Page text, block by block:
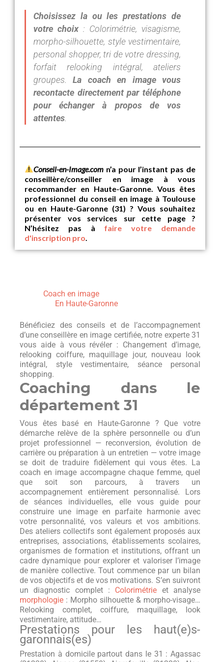
Choisissez la ou les prestations de
votre choix : Colorimétrie, visagisme,
morpho-silhouette, style vestimentaire,
personal shopper, tri de votre dressing,
forfait relooking intégral, ateliers
groupes.La coach en image vous
recontacte directement par téléphone
pour échanger à propos de vos
attentes.
Conseil-en-Image.com n’a pour l’instant pas de
conseillère/conseiller en image à vous
recommander en Haute-Garonne. Vous êtes
professionnel du conseil en image à Toulouse
ou en Haute-Garonne (31) ? Vous souhaitez
présenter vos services sur cette page ?
N’hésitez pas à faire votre demande
d'inscription pro
Coach en image
En Haute-Garonne
Bénéficiez des conseils et de l’accompagnement
d’une conseillère en image certifiée, notre experte 31
vous aide à vous révéler : Changement d’image,
relooking coiffure, maquillage jour, nouveau look
intégral, style vestimentaire, séance personal
shopping.
Coaching dans le
département 31
Vous êtes basé en Haute-Garonne ? Que votre
démarche relève de la sphère personnelle ou d’un
projet professionnel — reconversion, évolution de
carrière ou préparation à un entretien — votre image
se doit de traduire fidèlement qui vous êtes. La
coach en image accompagne chaque femme, quel
que soit son parcours, à travers un
accompagnement entièrement personnalisé. Lors
de séances individuelles, elle vous guide pour
construire une image en parfaite harmonie avec
votre personnalité, vos valeurs et vos ambitions.
Des ateliers collectifs sont également proposés aux
entreprises, associations, établissements scolaires,
organismes de formation et institutions, offrant un
cadre dynamique pour explorer et valoriser l’image
de manière collective. Tout commence par un bilan
de vos objectifs et de vos motivations. S’en suivront
un diagnostic complet : Colorimétrie et analyse
morphologie : Morpho silhouette & morpho-visage…
Relooking complet, coiffure, maquillage, look
vestimentaire, attitude…
Prestations pour les haut(e)s-
garonnais(es)
Prestation à domicile partout dans le 31 : Agassac (31230), Aignes (31550), Aigrefeuille (31280), Alan (31420), Albiac (31460), Ambax (31230), Anan (31230), Antichan-de-Frontignes (31510), Antignac (31110), Arbas (31160), Arbon (31160), Ardiège (31210), Arguenos (31160), Argut-Dessous (31440), Arlos (31440), Arnaud-Guilhem (31360), Artigue (31110), Aspet (31160), Aspret-Sarrat (31800), Aucamville (31140), Aulon (31420), Auragne (31190), Aureville (31320), Auriac-sur-Vendinelle (31460), Auribail (31190), Aurignac (31420), Aurin (31570), Ausseing (31260), Ausson (31210), Aussonne (31840), Auterive (31190), Auzas (31360), Auzeville-Tolosane (31320), Auzielle (31650), Avignonet-Lauragais (31290), Ayguesvives (31450), Azas (31380), Bachas (31420), Bachos (31440), Bagiry (31510), Bagnères-de-Luchon (31110), Balesta (31580), Balma (31130), Barbazan (31510), Baren (31440), Bax (31310), Baziège (31450), Bazus (31380), Beauchalot (31360), Beaufort (31370), Beaumont-sur-Lèze (31870), Beaupuy (31850), Beauteville (31290), Beauville (31460), Beauzelle (31700), Belberaud (31450), Belbèze-de-Lauragais (31450), Belbèze-en-Comminges (31260), Bélesta-en-Lauragais (31540), Bellegarde-Sainte-Marie (31530), Bellesserre (31480), Benque (31420), Benque-Dessous-et-Dessus (31110), Bérat (31370), Bessières (31660), Bezins-Garraux (31440), Billière (31110), Binos (31440), Blagnac (31700), Blajan (31350), Bois-de-la-Pierre (31390), Boissède (31230), Bondigoux (31340), Bonrepos-Riquet (31590), Bonrepos-sur-Aussonnelle (31470), Bordes-de-Rivière (31210), Boudrac (31580), Bouloc (31620), Boulogne-sur-Gesse (31350), Bourg-d’Oueil (31110), Bourg-Saint-Bernard (31570), Boussan (31420), Boussens (31360), Boutx (31160), Bouzin (31420), Bragayrac (31470), Brax (31490), Bretx (31530), Brignemont (31480), Bruguières (31150), Burgalays (31440), Buzet-sur-Tarn (31660), Cabanac-Cazaux (31160), Cabanac-Séguenville (31480), Cadours (31480), Caignac (31560), Calmont (31560), Cambernard (31470), Cambiac (31460), Canens (31310), Capens (31410), Caragoudes (31460), Caraman (31460), Carbonne (31390), Cardeilhac (31350), Cassagnabère-Tournas (31420), Cassagne (31260), Castagnac (31310), Castagnède (31260), Castanet-Tolosan (31320), Castelbiague (31160), Castelgaillard (31230), Castelginest (31780), Castelmaurou (31180), Castelnau-d’Estrétefonds (31620), Castelnau-Picampeau (31430), Castéra-Vignoles (31350), Casties-Labrande (31430), Castillon-de-Larboust (31110), Castillon-de-Saint-Martory (31360), Cathervielle (31110), Caubiac (31480), Caubous (31110), Caujac (31190), Cazac (31230), Cazaril-Tambourès (31580), Cazarilh-Laspènes (31110), Cazaunous (31160), Cazaux-Layrisse (31440), Cazeaux-de-Larboust (31110), Cazeneuve-Montaut (31420), Cazères (31220), Cépet (31620), Cessales (31290), Charlas (31350), Chaum (31440), Chein-Dessus (31160), Ciadoux (31350), Cier-de-Luchon (31110), Cier-de-Rivière (31510), Cierp-Gaud (31440), Cintegabelle (31550), Cirès (31110), Clarac (31210), Clermont-le-Fort (31810), Colomiers (31770), Cornebarrieu (31700), Corronsac (31450), Coueilles (31230), Couladère (31220), Couret (31160), Cox (31480), Cugnaux (31270), Cuguron (31210), Daux (31700), Deyme (31450), Donneville (31450), Drémil-Lafage (31280), Drudas (31480), Eaunes (31600), Empeaux (31470), Encausse-les-Thermes (31160), Eoux (31420), Escalquens (31750), Escanecrabe (31350), Escoulis (31260), Espanès (31450), Esparron (31420), Esperce (31190), Estadens (31160), Estancarbon (31800), Esténos (31440), Eup (31440), Fabas (31230), Falga (31540), Fenouillet (31150), Figarol (31260), Flourens (31130), Folcarde (31290), Fonbeauzard (31140), Fonsorbes (31470), Fontenilles (31470), Forgues (31370), Fos (31440), Fougaron (31160), Fourquevaux (31450), Francarville (31460), Francazal (31260), Francon (31420), Franquevielle (31210), Fronsac (31440), Frontignan-de-Comminges (31510), Frontignan-Savès (31230), Fronton (31620), Frouzins (31270), Fustignac (31430), Gagnac-sur-Garonne (31150), Gaillac-Toulza (31550), Galié (31510), Ganties (31160), Garac (31480), Gardouch (31290), Gargas (31620), Garidech (31380), Garin (31110), Gauré (31590), Gémil (31380), Génos (31510), Gensac-de-Boulogne (31350), Gensac-sur-Garonne (31310), Gibel (31560), Gouaux-de-Larboust (31110), Gouaux-de-Luchon (31110), Goudex (31230), Gourdan-Polignan (31210), Goutevernisse (31310), Gouzens (31310), Goyrans (31120), Gragnague (31380), Gratens (31430), Gratentour (31150), Grazac (31190), Grenade (31330), Grépiac (31190), Guran (31440), Herran (31160), His (31260), Huos (31210), Issus (31450), Izaut-de-l’Hôtel (31160), Jurvielle (31110), Juzes (31540), Juzet-d’Izaut (31160), Juzet-de-Luchon (31110), L’Isle-en-Dodon (31230), L’Union (31240), La Magdelaine-sur-Tarn (31340), La Salvetat-Lauragais (31460), La Salvetat-Saint-Gilles (31880), Labarthe-Inard (31800), Labarthe-Rivière (31800), Labarthe-sur-Lèze (31860), Labastide-Beauvoir (31450), Labastide-Clermont (31370), Labastide-Paumès (31230), Labastide-Saint-Sernin (31620), Labastidette (31600), Labège (31670), Labroquère (31510), Labruyère-Dorsa (31190), Lacaugne (31390), Lacroix-Falgarde (31120), Laffite-Toupière (31360), Lafitte-Vigordane (31390), Lagarde (31290), Lagardelle-sur-Lèze (31870), Lagrâce-Dieu (31190), Lagraulet-Saint-Nicolas (31480), Lahage (31370), Lahitère (31310), Lalouret-Laffiteau (31800), Lamasquère (31600), Landorthe (31800), Lanta (31570), Lapeyrère (31310), Lapeyrouse-Fossat (31180), Larcan (31800), Laréole (31480), Larra (31330), Larroque (31580), Lasserre-Pradère (31530), Latoue (31800), Latour (31310), Latrape (31310), Launac (31330), Launaguet (31140), Lautignac (31370), Lauzerville (31650), Lavalette (31590), Lavelanet-de-Comminges (31220), Lavernose-Lacasse (31410), Layrac-sur-Tarn (31340), Le Born (31340), Le Burgaud (31330), Le Cabanial (31460), Le Castéra (31530), Le Cuing (31210), Le Faget (31460), Le Fauga (31410), Le Fousseret (31430), Le Fréchet (31360), Le Grès (31480), Le Pin-Murelet (31370), Le Plan (31220), Lécussan (31580), Lège (31440), Léguevin (31490), Les Tourreilles (31210), Lescuns (31220), Lespinasse (31150), Lespiteau (31160), Lespugue (31350), Lestelle-de-Saint-Martory (31360), Lévignac (31530), Lherm (31600), Lieoux (31800), Lilhac (31230), Lodes (31800), Longages (31410), Loubens-Lauragais (31460), Loudet (31580), Lourde (31510), Luscan (31510), Lussan-Adeilhac (31430), Lux (31290), Mailholas (31310), Malvezie (31510), Mancioux (31360), Mane (31260), Marignac (31440), Marignac-Lasclares (31430), Marignac-Laspeyres (31220), Marliac (31550), Marquefave (31390), Marsoulas (31260), Martisserre (31230), Martres-de-Rivière (31210), Martres-Tolosane (31220), Mascarville (31460), Massabrac (31310), Mauran (31220), Mauremont (31290), Maurens (31540), Mauressac (31190), Maureville (31460), Mauvaisin (31190), Mauvezin (31230), Mauzac (31410), Mayrègne (31110), Mazères-sur-Salat (31260), Melles (31440), Menville (31530), Mérenvielle (31530), Mervilla (31320), Merville (31330), Milhas (31160), Mirambeau (31230), Miramont-de-Comminges (31800), Miremont (31190), Mirepoix-sur-Tarn (31340), Molas (31230), Moncaup (31160), Mondavezan (31220), Mondilhan (31350), Mondonville (31700), Mondouzil (31850), Monès (31370), Monestrol (31560), Mons (31280), Mont-de-Galié (31510), Montaigut-sur-Save (31530), Montastruc-de-Salies (31160), Montastruc-la-Conseillère (31380), Montastruc-Savès (31370), Montauban-de-Luchon (31110), Montaut (31410), Montberaud (31220), Montbernard (31230), Montberon (31140), Montbrun-Bocage (31310), Montbrun-Lauragais (31450), Montclar-de-Comminges (31220), Montclar-Lauragais (31290), Montégut-Bourjac (31430), Montégut-Lauragais (31540), Montespan (31260), Montesquieu-Guittaut (31230), Montesquieu-Lauragais (31450), Montesquieu-Volvestre (31310), Montgaillard-de-Salies (31260), Montgaillard-Lauragais (31290), Montgaillard-sur-Save (31350), Montgazin (31410), Montgeard (31560), Montgiscard (31450), Montgras (31370), Montjoire (31380), Montlaur (31450), Montmaurin (31350), Montoulieu-Saint-Bernard (31420), Montoussin (31430), Montpitol (31380), Montrabé (31850), Montréjeau (31210), Montsaunès (31260), Mourvilles-Basses (31460), Mourvilles-Hautes (31540), Moustajon (31110), Muret (31600), Nailloux (31560), Nénigan (31350), Nizan-Gesse (31350), Noé (31410), Nogaret (31540), Noueilles (31450), Odars (31450), Ondes (31330), Oô (31110), Ore (31510), Palaminy (31220), Paulhac (31380), Payssous (31510), Péchabou (31320), Pechbonnieu (31140), Pechbusque (31320), Péguilhan (31350), Pelleport (31480), Peyrissas (31420), Peyrouzet (31420), Peyssies (31390), Pibrac (31820), Pin-Balma (31130), Pins-Justaret (31860), Pinsaguel (31120), Plagne (31220), Plagnole (31370), Plaisance-du-Touch (31830), Pointis-de-Rivière (31210), Pointis-Inard (31800), Polastron (31430), Pompertuzat (31450), Ponlat-Taillebourg (31210), Portet-d’Aspet (31160), Portet-de-Luchon (31110), Portet-sur-Garonne (31120), Poubeau (31110), Poucharramet (31370), Pouy-de-Touges (31430), Pouze (31450), Préserville (31570), Proupiary (31360), Prunet (31460), Puydaniel (31190), Puymaurin (31230), Puysségur (31480), Quint-Fonsegrives (31130), Ramonville-Saint-Agne (31520), Razecueillé (31160), Rebigue (31320), Régades (31800), Renneville (31290), Revel (31250), Rieucazé (31800), Rieumajou (31290), Rieumes (31370), Rieux-Volvestre (31310), Riolas (31230), Roquefort-sur-Garonne (31360), Roques (31120), Roquesérière (31380), Roquettes (31120), Rouède (31160), Rouffiac-Tolosan (31180), Roumens (31540), Sabonnères (31370), Saccourvielle (31110), Saiguède (31470), Saint-Alban (31140), Saint-André (31420), Saint-Araille (31430), Saint-Aventin (31110), Saint-Béat-Lez (31440), Saint-Bertrand-de-Comminges (31510), Saint-Cézert (31330), Saint-Christaud (31310), Saint-Clar-de-Rivière (31600), Saint-Élix-le-Château (31430), Saint-Élix-Séglan (31420), Saint-Félix-Lauragais (31540), Saint-Ferréol-de-Comminges (31350), Saint-Frajou (31230), Saint-Gaudens (31800), Saint-Geniès-Bellevue (311